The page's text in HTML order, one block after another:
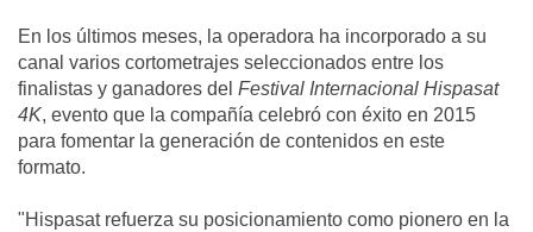
En los últimos meses, la operadora ha incorporado a su
canal varios cortometrajes seleccionados entre los
finalistas y ganadores del Festival Internacional Hispasat
4K, evento que la compañía celebró con éxito en 2015
para fomentar la generación de contenidos en este
formato.
"Hispasat refuerza su posicionamiento como pionero en la